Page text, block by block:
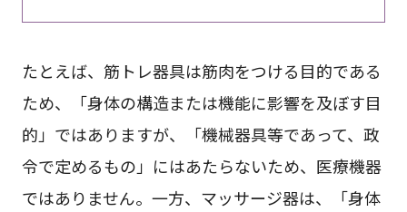
たとえば、筋トレ器具は筋肉をつける目的である
ため、「身体の構造または機能に影響を及ぼす目
的」ではありますが、「機械器具等であって、政
令で定めるもの」にはあたらないため、医療機器
ではありません。一方、マッサージ器は、「身体